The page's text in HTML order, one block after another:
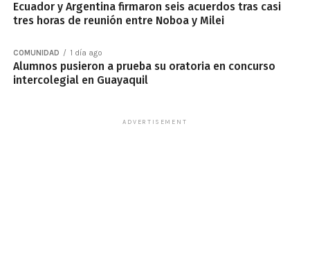
Ecuador y Argentina firmaron seis acuerdos tras casi
tres horas de reunión entre Noboa y Milei
COMUNIDAD 1 día ago
Alumnos pusieron a prueba su oratoria en concurso
intercolegial en Guayaquil
ADVERTISEMENT